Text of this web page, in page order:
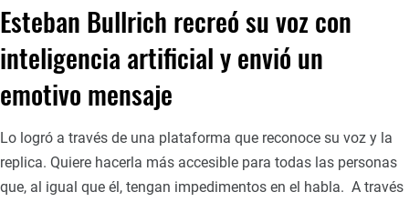
Esteban Bullrich recreó su voz con
inteligencia artificial y envió un
emotivo mensaje
Lo logró a través de una plataforma que reconoce su voz y la
replica. Quiere hacerla más accesible para todas las personas
que, al igual que él, tengan impedimentos en el habla. A través